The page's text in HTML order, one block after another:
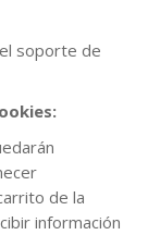
soporte de
de la
información